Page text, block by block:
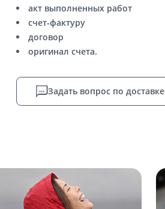
акт выполненных работ
счет-фактуру
договор
оригинал счета.
Задать вопрос по доставке